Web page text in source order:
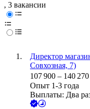
, 3 вакансии
Директор
Совхозная, 7)
107 900 – 140 270
Опыт 1-3 года
Выплаты: Два